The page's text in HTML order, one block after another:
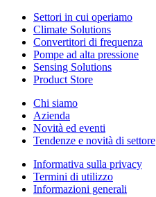
Settori in cui operiamo
Climate Solutions
Convertitori di frequenza
Pompe ad alta pressione
Sensing Solutions
Product Store
Chi siamo
Azienda
Novità ed eventi
Tendenze e novità di settore
Informativa sulla privacy
Termini di utilizzo
Informazioni generali